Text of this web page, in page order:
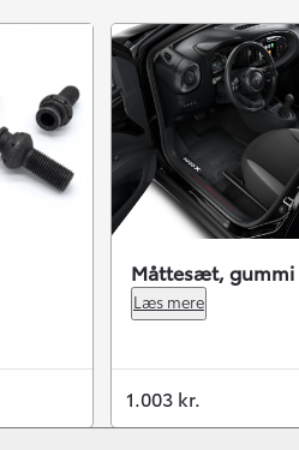
Måttesæt, gummi
Læs mere
1.003 kr.